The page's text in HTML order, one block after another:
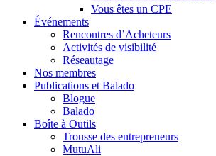
Vous êtes un CPE
Événements
Rencontres d’Acheteurs
Activités de visibilité
Réseautage
Nos membres
Publications et Balado
Blogue
Balado
Boîte à Outils
Trousse des entrepreneurs
MutuAli